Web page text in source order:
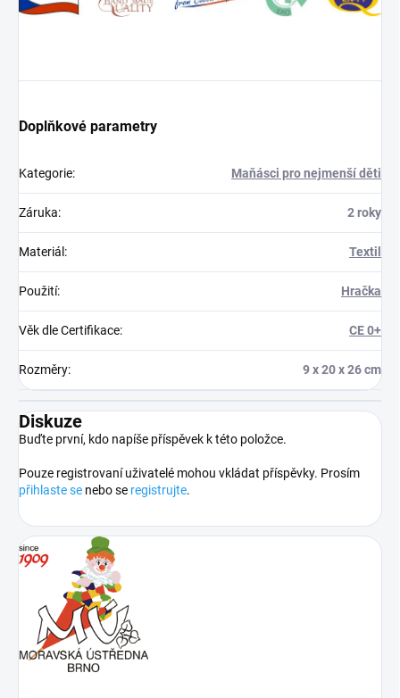
Doplňkové parametry
Kategorie: Maňásci pro nejmenší děti
Záruka: 2 roky
Materiál : Textil
Použití: Hračka
Věk dle Certifikace: CE 0+
Rozměry: 9 x 20 x 26 cm
Diskuze
Buďte první, kdo napíše příspěvek k této položce.
Pouze registrovaní uživatelé mohou vkládat příspěvky. Prosím
přihlaste se nebo se registrujte.